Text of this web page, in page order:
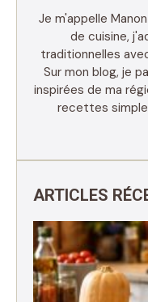
Je m'appelle
de cuisine,
traditionnelles
Sur mon blog, je
inspirées de ma
recettes
ARTICLES